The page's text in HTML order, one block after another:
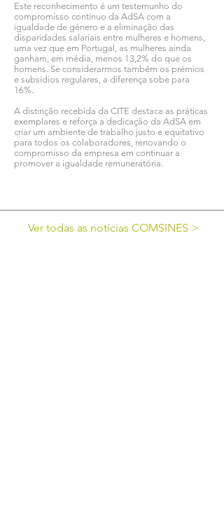
Este reconhecimento é um testemunho do
compromisso contínuo da AdSA com a
igualdade de género e a eliminação das
disparidades salariais entre mulheres e homens,
uma vez que em Portugal, as mulheres ainda
ganham, em média, menos 13,2% do que os
homens. Se considerarmos também os prémios
e subsídios regulares, a diferença sobe para
16%.
A distinção recebida da CITE destaca as práticas
exemplares e reforça a dedicação da AdSA em
criar um ambiente de trabalho justo e equitativo
para todos os colaboradores, renovando o
compromisso da empresa em continuar a
promover a igualdade remuneratória.
Ver todas as notícias COMSINES >